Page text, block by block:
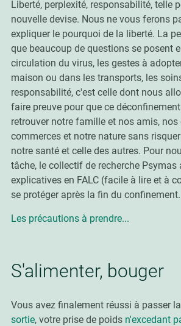
Liberté, perplexité, responsabilité, telle
nouvelle devise. Nous ne vous ferons
expliquer le pourquoi de la liberté. La
que beaucoup de questions se posent
circulation du virus, les gestes à
maison ou dans les transports, les
responsabilité, c'est celle dont nous
faire preuve pour que ce
retrouver notre famille et nos amis, nos
commerces et notre nature sans
notre santé et celle des autres. Pour
tâche, le collectif de recherche Psymas
explicatives en FALC (facile à lire et à
se protéger après la fin du confinement.
Les précautions à prendre...
S'alimenter, bouger
Vous avez finalement réussi à passer la
sortie, votre prise de poids n'excedant